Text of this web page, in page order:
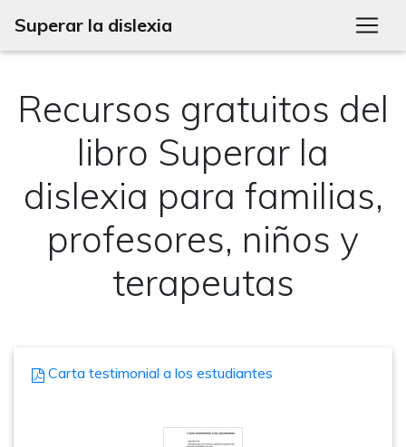
Superar la dislexia
Recursos gratuitos del
libro Superar la
dislexia para familias,
profesores, niños y
terapeutas
Carta testimonial a los estudiantes